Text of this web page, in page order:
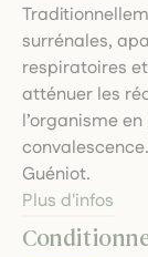
surrénales,
respiratoires
atténuer les
l’organisme
Guéniot.
Plus d'infos